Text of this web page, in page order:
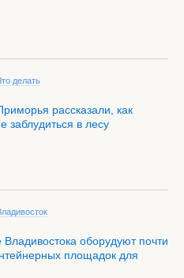
делать
рассказали, как
заблудиться в лесу
Владивостока оборудуют почти
площадок для